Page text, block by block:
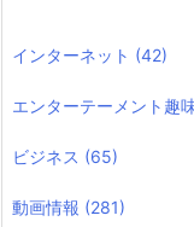
インターネット (42)
エンターテーメント趣
ビジネス (65)
動画情報 (281)